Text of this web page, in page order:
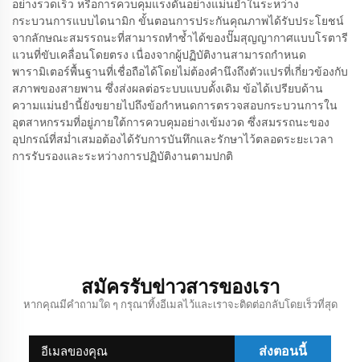
อย่างรวดเร็ว หรือการควบคุมแรงดันอย่างแม่นยำในระหว่าง
กระบวนการแบบไดนามิก ขั้นตอนการประกันคุณภาพได้รับประโยชน์
จากลักษณะสมรรถนะที่สามารถทำซ้ำได้ของปั๊มสุญญากาศแบบโรตารี
แวนที่ขับเคลื่อนโดยตรง เนื่องจากผู้ปฏิบัติงานสามารถกำหนด
พารามิเตอร์พื้นฐานที่เชื่อถือได้โดยไม่ต้องคำนึงถึงตัวแปรที่เกี่ยวข้องกับ
สภาพของสายพาน ซึ่งส่งผลต่อระบบแบบดั้งเดิม ข้อได้เปรียบด้าน
ความแม่นยำนี้ยังขยายไปถึงข้อกำหนดการตรวจสอบกระบวนการใน
อุตสาหกรรมที่อยู่ภายใต้การควบคุมอย่างเข้มงวด ซึ่งสมรรถนะของ
อุปกรณ์ที่สม่ำเสมอต้องได้รับการบันทึกและรักษาไว้ตลอดระยะเวลา
การรับรองและระหว่างการปฏิบัติงานตามปกติ
สมัครรับข่าวสารของเรา
หากคุณมีคำถามใด ๆ กรุณาทิ้งอีเมลไว้และเราจะติดต่อกลับโดยเร็วที่สุด
ส่งตอนนี้